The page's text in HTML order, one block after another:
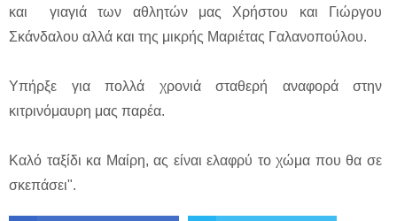
και γιαγιά των αθλητών μας Χρήστου και Γιώργου
Σκάνδαλου αλλά και της μικρής Μαριέτας Γαλανοπούλου.
Υπήρξε για πολλά χρονιά σταθερή αναφορά στην
κιτρινόμαυρη μας παρέα.
Καλό ταξίδι κα Μαίρη, ας είναι ελαφρύ το χώμα που θα σε
σκεπάσει".